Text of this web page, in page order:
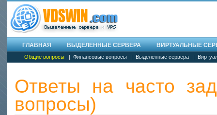
ГЛАВНАЯ ВЫДЕЛЕННЫЕ СЕРВЕРА ВИРТУАЛЬНЫЕ
Общие вопросы | Финансовые вопросы | Выделенные сервера |
Ответы на часто
вопросы)